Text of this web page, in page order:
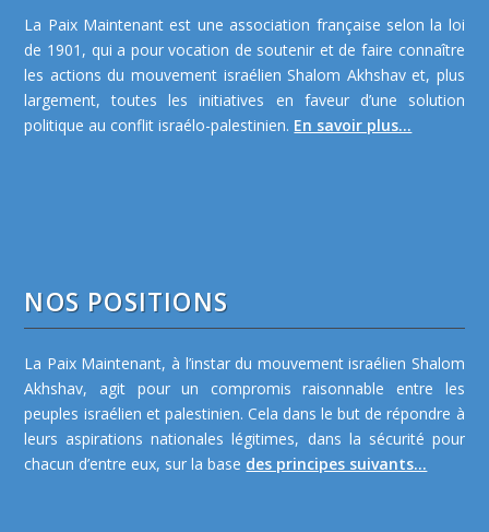
La Paix Maintenant est une association française selon la loi
de 1901, qui a pour vocation de soutenir et de faire connaître
les actions du mouvement israélien Shalom Akhshav et, plus
largement, toutes les initiatives en faveur d’une solution
politique au conflit israélo-palestinien. En savoir plus...
NOS POSITIONS
La Paix Maintenant, à l’instar du mouvement israélien Shalom
Akhshav, agit pour un compromis raisonnable entre les
peuples israélien et palestinien. Cela dans le but de répondre à
leurs aspirations nationales légitimes, dans la sécurité pour
chacun d’entre eux, sur la base des principes suivants...